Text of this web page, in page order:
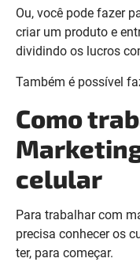
Ou, você pode fazer
criar um produto e
dividindo os lucros
Também é possível
Como
celular
Para trabalhar com
precisa conhecer os
ter, para começar.